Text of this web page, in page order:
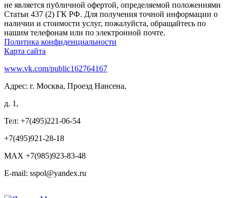
не является публичной офертой, определяемой положениями
Статьи 437 (2) ГК РФ. Для получения точной информации о
наличии и стоимости услуг, пожалуйста, обращайтесь по
нашим телефонам или по электронной почте.
Политика конфиденциальности
Карта сайта
www.vk.com/public162764167
Адрес: г. Москва, Проезд Нансена,
д. 1,
Тел: +7(495)221-06-54
+7(495)921-28-18
MAX +7(985)923-83-48
E-mail: sspol@yandex.ru